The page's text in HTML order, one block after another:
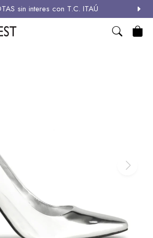
sin interes con T.C. ITAÚMI CUENTA